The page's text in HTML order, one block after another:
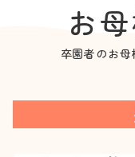
お
卒園者のお母